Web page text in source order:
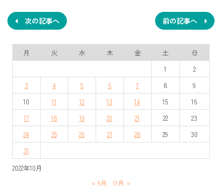
稿
ナ
ビ
ゲ
ー
シ
ョ
ン
前の記事へ
次の記事へ
2022年10月
月 火 水 木 金 土
日
1
2
3
4 5 6 7 8
9
10
11 12 13 14 15
16
17
18 19 20 21 22
23
24
25 26 27 28 29
30
31
« 9月 11月 »